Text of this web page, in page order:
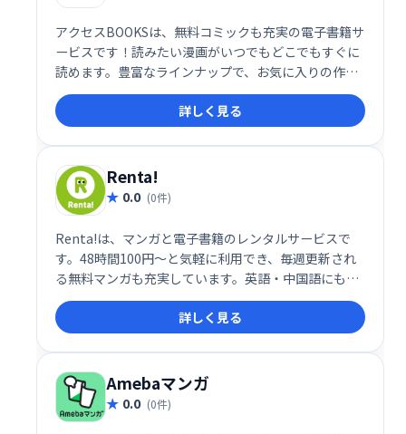
アクセスBOOKSは、無料コミックも充実の電子書籍サ
ービスです！読みたい漫画がいつでもどこでもすぐに
読めます。豊富なラインナップで、お気に入りの作品
を快適にお楽しみください。
詳しく見る
Renta!
0.0 (0件)
Renta!は、マンガと電子書籍のレンタルサービスで
す。48時間100円～と気軽に利用でき、毎週更新され
る無料マンガも充実しています。英語・中国語にも対
応し、お得にマンガを楽しみたい方におすすめです。
詳しく見る
Amebaマンガ
0.0 (0件)